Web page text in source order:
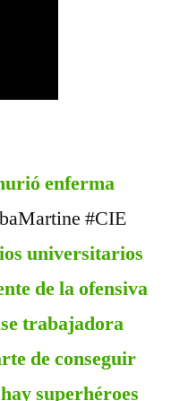
enferma
#CIE
universitarios
de la ofensiva
trabajadora
de conseguir
superhéroes